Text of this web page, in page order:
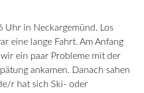
Uhr in Neckargemünd. Los
eine lange Fahrt. Am Anfang
ein paar Probleme mit der
ankamen. Danach sahen
r hat sich Ski- oder